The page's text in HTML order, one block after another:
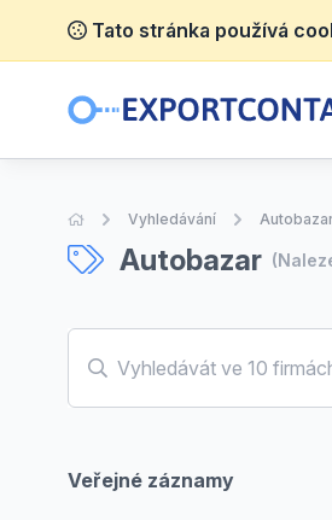
Tato stránka používá
Úvodní stránka
Vyhledávání
Autobazar
Veřejné záznamy